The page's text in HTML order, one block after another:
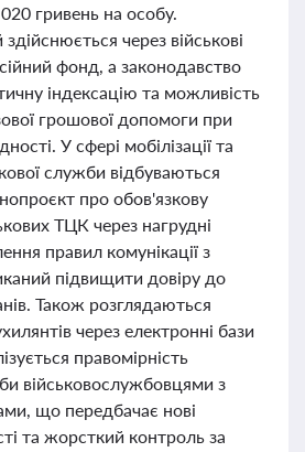
гривень на особу.
через військові
фонд, а законодавство
індексацію та можливість
грошової допомоги при
У сфері мобілізації та
служби відбуваються
про обов'язкову
ТЦК через нагрудні
правил комунікації з
підвищити довіру до
Також розглядаються
через електронні бази
правомірність
військовослужбовцями з
що передбачає нові
та жорсткий контроль за